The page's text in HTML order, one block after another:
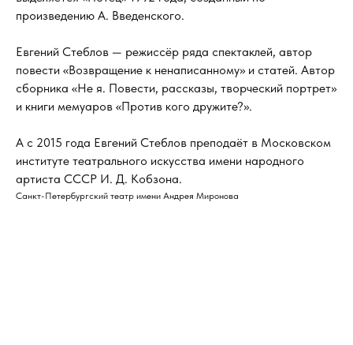
произведению А. Введенского.
Евгений Стеблов — режиссёр ряда спектаклей, автор
повести «Возвращение к ненаписанному» и статей. Автор
сборника «Не я. Повести, рассказы, творческий портрет»
и книги мемуаров «Против кого дружите?».
А с 2015 года Евгений Стеблов преподаёт в Московском
институте театрального искусства имени народного
артиста СССР И. Д. Кобзона.
Санкт-Петербургский театр имени Андрея Миронова